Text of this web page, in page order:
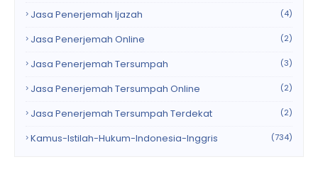
Jasa Penerjemah Ijazah (4)
Jasa Penerjemah Online (2)
Jasa Penerjemah Tersumpah (3)
Jasa Penerjemah Tersumpah Online (2)
Jasa Penerjemah Tersumpah Terdekat (2)
Kamus-Istilah-Hukum-Indonesia-Inggris (734)